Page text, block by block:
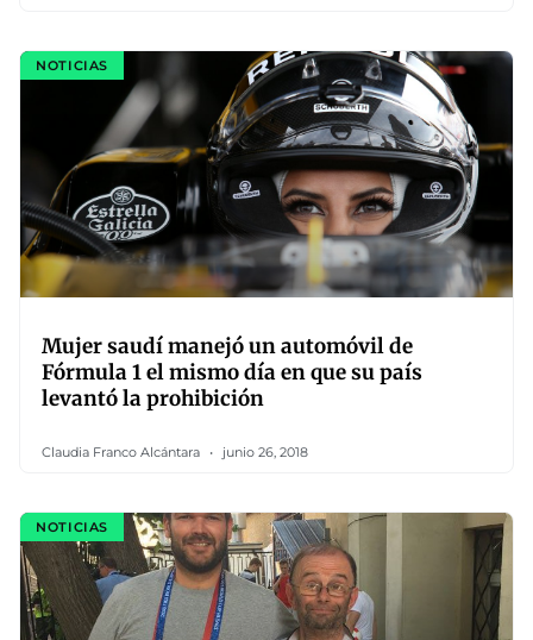
NOTICIAS
Mujer saudí manejó un automóvil de
Fórmula 1 el mismo día en que su país
levantó la prohibición
Claudia Franco Alcántara junio 26, 2018
NOTICIAS